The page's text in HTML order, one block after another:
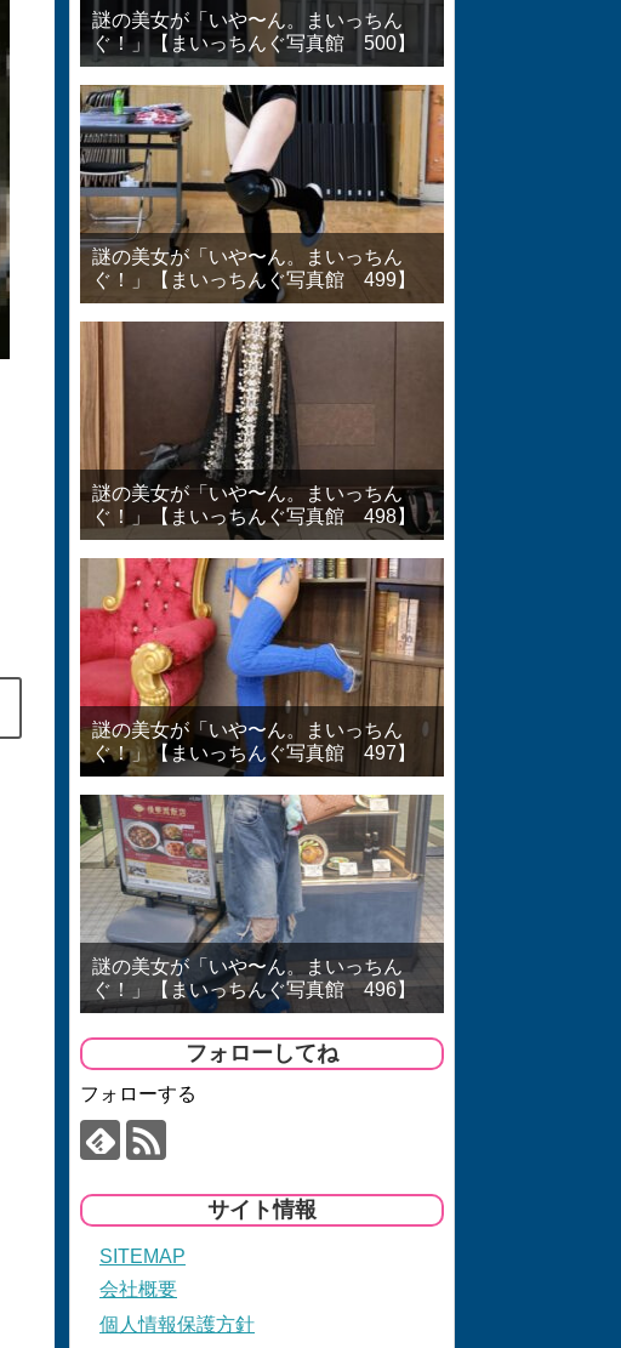
謎の美女が「いや〜ん。まいっちん
ぐ！」【まいっちんぐ写真館 500】
謎の美女が「いや〜ん。まいっちん
ぐ！」【まいっちんぐ写真館 499】
謎の美女が「いや〜ん。まいっちん
ぐ！」【まいっちんぐ写真館 498】
謎の美女が「いや〜ん。まいっちん
ぐ！」【まいっちんぐ写真館 497】
謎の美女が「いや〜ん。まいっちん
ぐ！」【まいっちんぐ写真館 496】
フォローしてね
フォローする
サイト情報
SITEMAP
会社概要
個人情報保護方針